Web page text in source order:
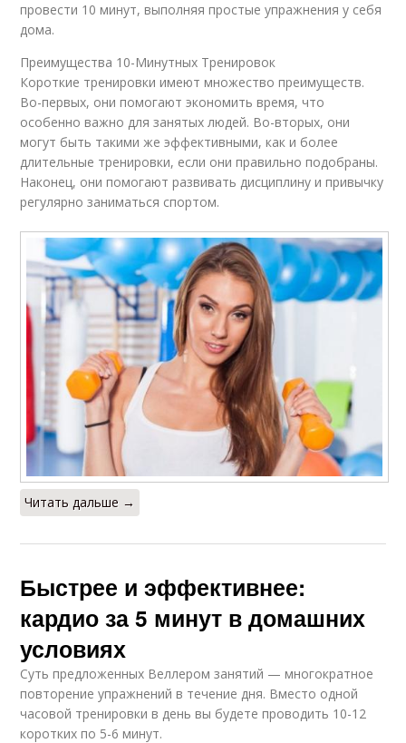
провести 10 минут, выполняя простые упражнения у себя
дома.
Преимущества 10-Минутных Тренировок
Короткие тренировки имеют множество преимуществ.
Во-первых, они помогают экономить время, что
особенно важно для занятых людей. Во-вторых, они
могут быть такими же эффективными, как и более
длительные тренировки, если они правильно подобраны.
Наконец, они помогают развивать дисциплину и привычку
регулярно заниматься спортом.
Читать дальше →
Быстрее и эффективнее:
кардио за 5 минут в домашних
условиях
Суть предложенных Веллером занятий — многократное
повторение упражнений в течение дня. Вместо одной
часовой тренировки в день вы будете проводить 10-12
коротких по 5-6 минут.